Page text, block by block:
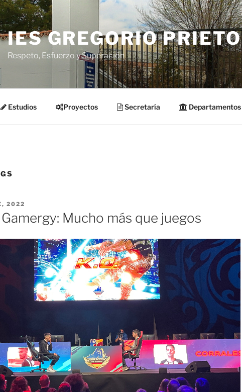
IES GREGORIO PRIETO
Respeto, Esfuerzo y Superación
Estudios Proyectos Secretaría Departamentos
GS
2022
Mucho más que juegos